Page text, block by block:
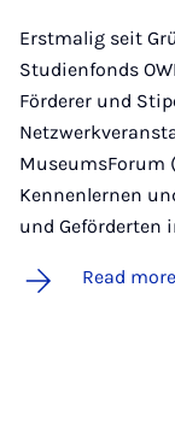
Erstmalig seit
Studienfonds
Förderer und
MuseumsForum
Kennenlernen
und Geförderten
Read more